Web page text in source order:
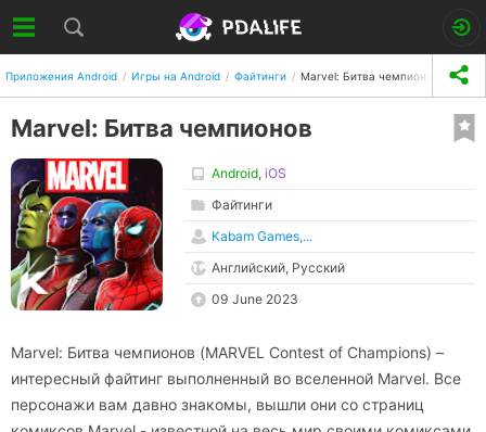
Приложения Android Игры на Android Файтинги Marvel: Битва чемпионов
Marvel: Битва чемпионов
Android, iOS
Файтинги
Kabam Games,...
Английский, Русский
09 June 2023
Marvel: Битва чемпионов (MARVEL Contest of Champions) –
интересный файтинг выполненный во вселенной Marvel. Все
персонажи вам давно знакомы, вышли они со страниц